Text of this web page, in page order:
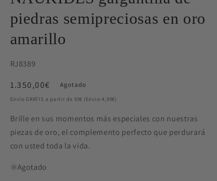
piedras semipreciosas en oro
amarillo
SKU:
RJ8389
Precio
habitual
1.350,00€ Agotado
Envío GRATIS a partir de 50€ (Envio:4,99€)
Brille en sus momentos más especiales con nuestras
piezas de oro, el complemento perfecto que perdurará
con usted toda la vida.
Agotado